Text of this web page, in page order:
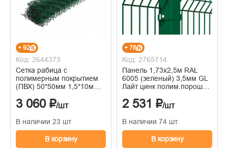
+ 92
Код: 2644373
Сетка рабица с
полимерным покрытием
(ПВХ) 50*50мм 1,5*10м
3 060 ₽/шт
В наличии 23 шт
В корзину
+ 76
Код: 2765714
Панель 1,73х2,5м RAL
6005 (зеленый) 3,5мм GL
Лайт цинк полим.порошк.
2 531 ₽/шт
В наличии 74 шт
В корзину